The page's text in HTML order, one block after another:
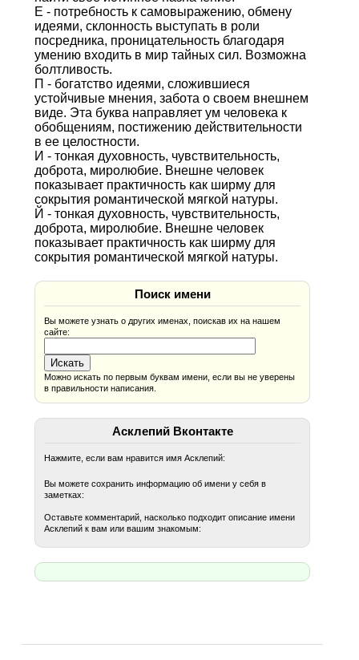
Е - потребность к самовыражению, обмену
идеями, склонность выступать в роли
посредника, проницательность благодаря
умению входить в мир тайных сил. Возможна
болтливость.
П - богатство идеями, сложившиеся
устойчивые мнения, забота о своем внешнем
виде. Эта буква направляет ум человека к
обобщениям, постижению действительности
в ее целостности.
И - тонкая духовность, чувствительность,
доброта, миролюбие. Внешне человек
показывает практичность как ширму для
сокрытия романтической мягкой натуры.
Й - тонкая духовность, чувствительность,
доброта, миролюбие. Внешне человек
показывает практичность как ширму для
сокрытия романтической мягкой натуры.
Поиск имени
Вы можете узнать о других именах, поискав их на нашем
сайте:
Можно искать по первым буквам имени, если вы не уверены
в правильности написания.
Асклепий Вконтакте
Нажмите, если вам нравится имя Асклепий:
Вы можете сохранить информацию об имени у себя в
заметках:
Оставьте комментарий, насколько подходит описание имени
Асклепий к вам или вашим знакомым: